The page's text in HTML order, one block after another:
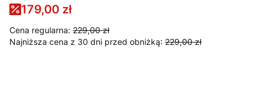
179,00 zł
Cena regularna: 229,00 zł
Najniższa cena z 30 dni przed obniżką: 229,00 zł